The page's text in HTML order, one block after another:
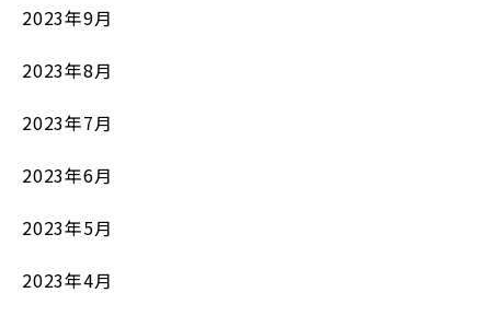
2023年9月
2023年8月
2023年7月
2023年6月
2023年5月
2023年4月